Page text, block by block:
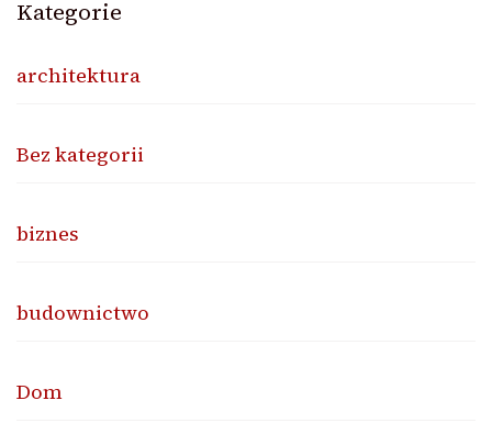
Kategorie
architektura
Bez kategorii
biznes
budownictwo
Dom